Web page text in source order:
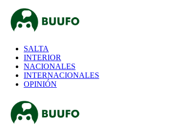
SALTA
INTERIOR
NACIONALES
INTERNACIONALES
OPINIÓN